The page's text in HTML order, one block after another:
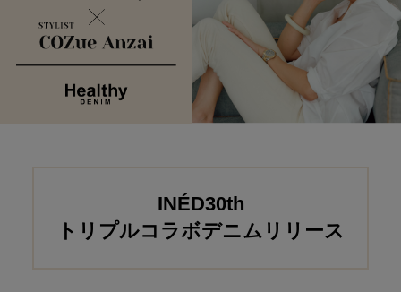
INÉD30th
トリプルコラボデニムリリース